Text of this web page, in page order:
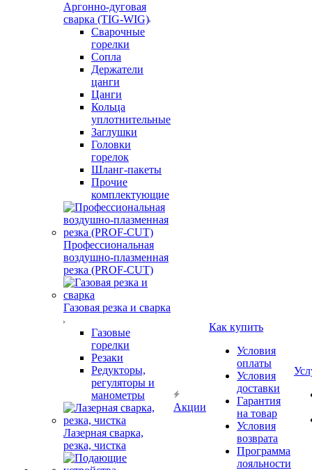
Аргонно-дуговая
сварка (TIG-WIG)
Сварочные
горелки
Сопла
Держатели
цанги
Цанги
Кольца
уплотнительные
Заглушки
Головки
горелок
Шланг-пакеты
Прочие
комплектующие
Профессиональная
воздушно-плазменная
резка (PROF-CUT)
Газовая резка и сварка
Газовые
горелки
Резаки
Редукторы,
регуляторы и
манометры
Лазерная сварка,
резка, чистка
Акции
Как купить
Условия
оплаты
Условия
доставки
Гарантия
на товар
Условия
возврата
Программа
лояльности